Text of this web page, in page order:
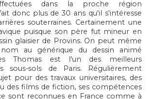
dans la proche région
donc plus de 30 ans qu'il s'intéresse
souterraines. Certainement une
puisque son père fut mineur en
glaisier de Provins. On peut même
au générique du dessin animé
Thomas est l'un des meilleurs
sous-sols de Paris. Régulièrement
pour des travaux universitaires, des
des films de fiction, ses compétences
sont reconnues en France comme à